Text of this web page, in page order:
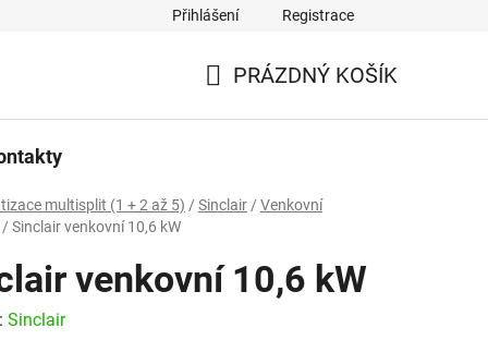
Přihlášení Registrace
PRÁZDNÝ KOŠÍK
multisplit (1 + 2 až 5) / Sinclair / Venkovní
/ Sinclair venkovní 10,6 kW
venkovní 10,6 kW
Sinclair